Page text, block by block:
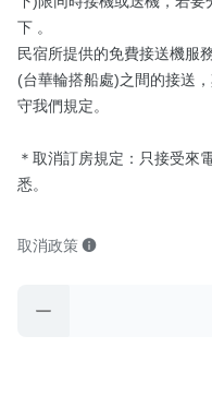
下 。
民宿所提供的免費接送機服
(台華輪搭船處)之間的接送
守我們規定。
＊取消訂房規定：只接受來
悉。
取消政策